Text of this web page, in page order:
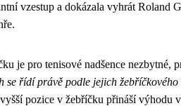
vzestup a dokázala vyhrát Roland
je pro tenisové nadšence nezbytné,
se řídí právě podle jejich žebříčkového
pozice v žebříčku přináší výhodu v